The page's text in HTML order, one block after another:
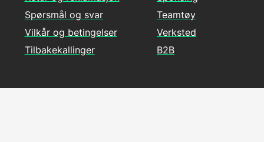
Spørsmål og svar
Vilkår og betingelser
Tilbakekallinger
Teamtøy
Verksted
B2B